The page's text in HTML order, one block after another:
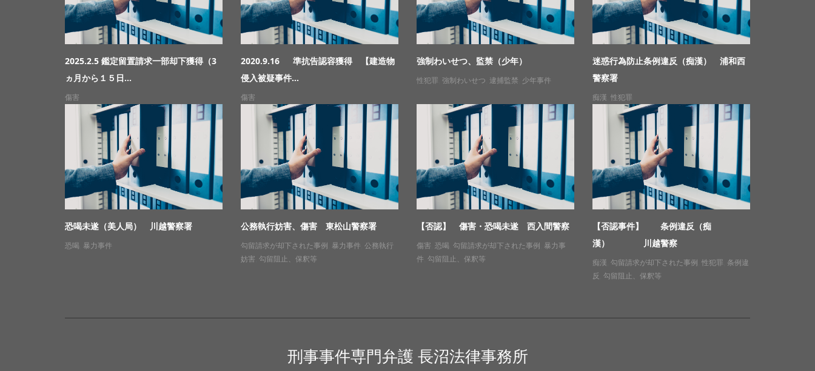
2025.2.5 鑑定留置請求一部却下獲得（3
ヵ月から１５日...
傷害
2020.9.16 準抗告認容獲得 【建造物
侵入被疑事件...
傷害
強制わいせつ、監禁（少年）
性犯罪 強制わいせつ 逮捕監禁 少年事件
迷惑行為防止条例違反（痴漢） 浦和西
警察署
痴漢 性犯罪
恐喝未遂（美人局） 川越警察署
恐喝 暴力事件
公務執行妨害、傷害 東松山警察署
勾留請求が却下された事例 暴力事件 公務執行
妨害 勾留阻止、保釈等
【否認】 傷害・恐喝未遂 西入間警察
傷害 恐喝 勾留請求が却下された事例
暴力事
件 勾留阻止、保釈等
【否認事件】 条例違反（痴
漢） 川越警察
痴漢 勾留請求が却下された事例 性犯罪 条例違
反 勾留阻止、保釈等
刑事事件専門弁護 長沼法律事務所